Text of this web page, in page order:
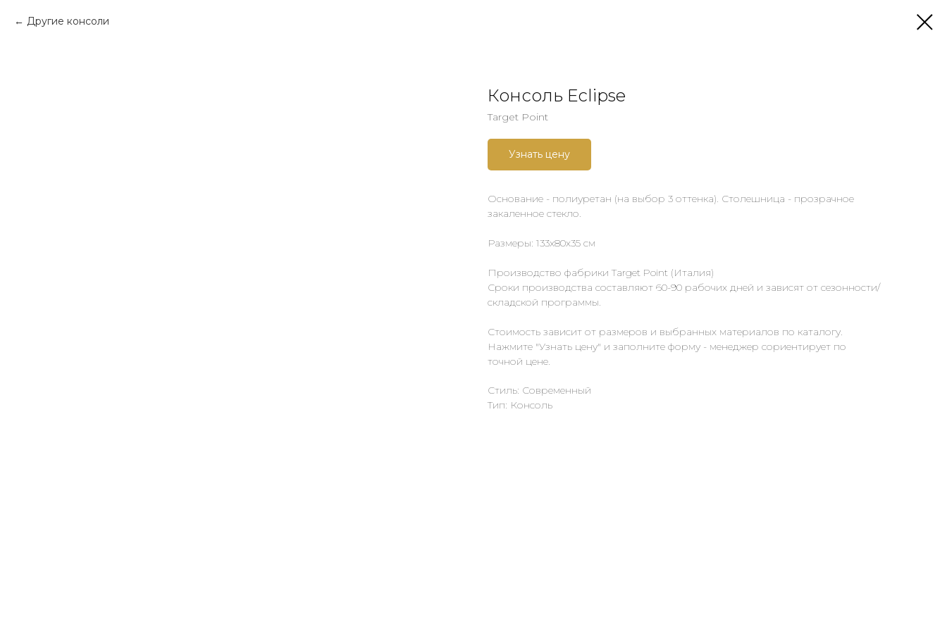
Другие консоли
Консоль Eclipse
Target Point
Узнать цену
Основание - полиуретан (на выбор 3 оттенка). Столешница - прозрачное
закаленное стекло.
Размеры: 133х80х35 см
Производство фабрики Target Point (Италия)
Сроки производства составляют 60-90 рабочих дней и зависят от сезонности/
складской программы.
Стоимость зависит от размеров и выбранных материалов по каталогу.
Нажмите "Узнать цену" и заполните форму - менеджер сориентирует по
точной цене.
Стиль: Современный
Тип: Консоль